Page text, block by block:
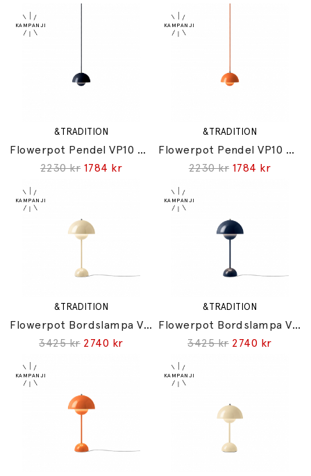
&TRADITION
Flowerpot Pendel VP10 Ø16cm Steel Blue
2230 kr 1784 kr
&TRADITION
Flowerpot Pendel VP10 Ø16cm Zesty Orange
2230 kr 1784 kr
&TRADITION
Flowerpot Bordslampa VP3 Ivory
3425 kr 2740 kr
&TRADITION
Flowerpot Bordslampa VP3 Steel Blue
3425 kr 2740 kr